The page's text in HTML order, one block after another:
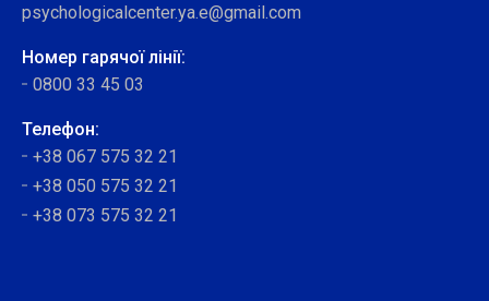
psychologicalcenter.ya.e@gmail.com
Номер гарячої лінії:
0800 33 45 03
Телефон:
+38 067 575 32 21
+38 050 575 32 21
+38 073 575 32 21